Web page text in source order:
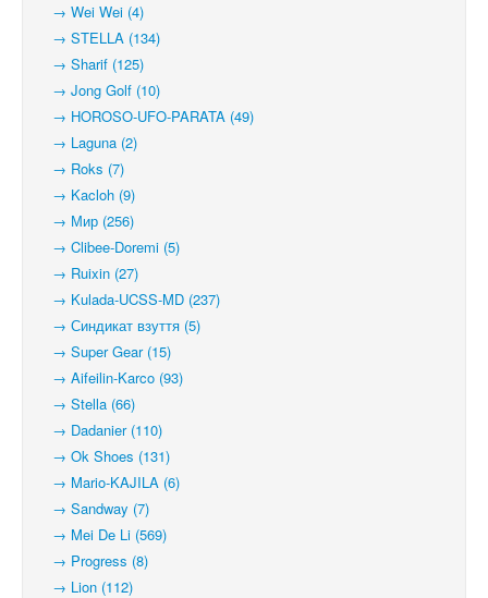
→ Wei Wei (4)
→ STELLA (134)
→ Sharif (125)
→ Jong Golf (10)
→ HOROSO-UFO-PARATA (49)
→ Laguna (2)
→ Roks (7)
→ Kacloh (9)
→ Мир (256)
→ Clibee-Doremi (5)
→ Ruixin (27)
→ Kulada-UCSS-MD (237)
→ Синдикат взуття (5)
→ Super Gear (15)
→ Aifeilin-Karco (93)
→ Stella (66)
→ Dadanier (110)
→ Ok Shoes (131)
→ Mario-KAJILA (6)
→ Sandway (7)
→ Mei De Li (569)
→ Progress (8)
→ Lion (112)